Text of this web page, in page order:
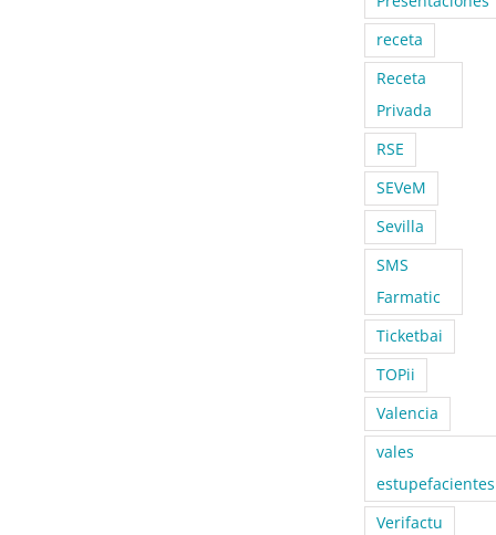
receta
Receta
Privada
RSE
SEVeM
Sevilla
SMS
Farmatic
Ticketbai
TOPii
Valencia
vales
estupefacientes
Verifactu